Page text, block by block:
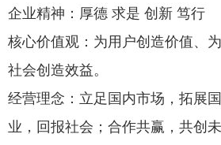
企业精神：厚德 求是 创新 笃行
核心价值观：为用户创造价值、
社会创造效益。
经营理念：立足国内市场，拓展
业，回报社会；合作共赢，共创未